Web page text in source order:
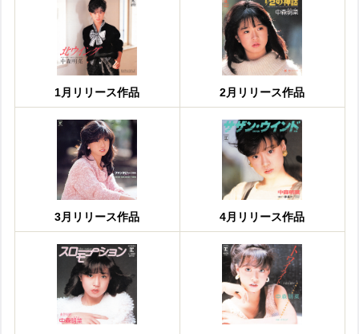
1月リリース作品 2月リリース作品
3月リリース作品 4月リリース作品